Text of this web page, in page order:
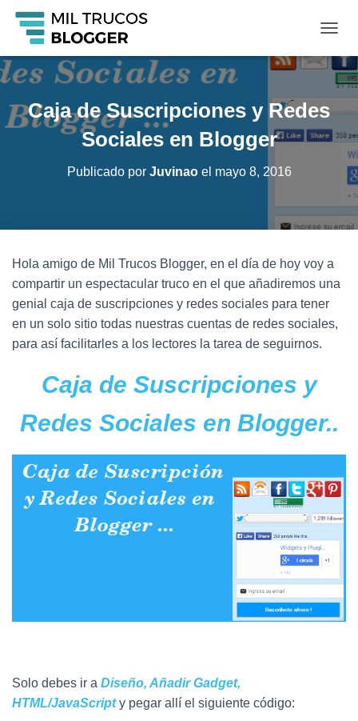
A
M
A
R
D
V
E
G
C
Caja de Suscripciones y Redes
Sociales en Blogger
Publicado por Juvinaoel mayo 8, 2016
Hola amigo de Mil Trucos Blogger, en el día de hoy voy a
compartir un espectacular truco en el que añadiremos una
genial caja de suscripciones y redes sociales para tener
en un solo sitio todas nuestras cuentas de redes sociales,
para así facilitarles a los lectores la tarea de seguirnos.
Caja de Suscripciones y
Redes Sociales en Blogger..
Solo debes ir a Diseño, Añadir Gadget,
HTML/JavaScript y pegar allí el siguiente código: